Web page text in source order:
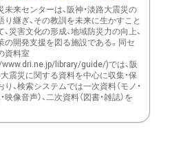
未来センターは、阪神・淡路大震災の
り継ぎ、その教訓を未来に生かすこと
、災害文化の形成、地域防災力の向上、
の開発支援を図る施設である。同セ
資料室
library/guide/)では、阪
大震災に関する資料を中心に収集・保
り、検索システムでは一次資料（モノ・
映像音声）、二次資料（図書・雑誌）を